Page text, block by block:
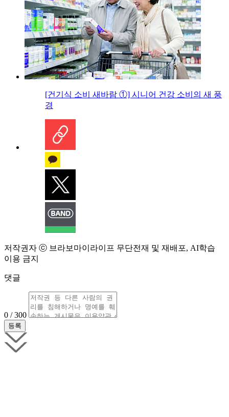
[건기식 소비 새바람 ①] 시니어 건강 소비의 새 풍
경
저작권자 ⓒ 브라보마이라이프 무단전재 및 재배포, AI학습
이용 금지
댓글
0 / 300